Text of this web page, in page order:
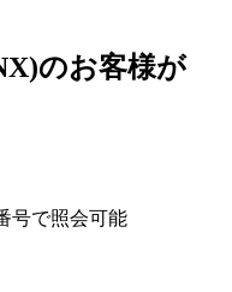
のお客様が
号で照会可能